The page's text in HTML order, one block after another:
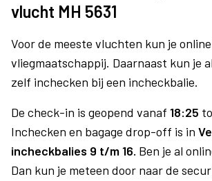
vlucht MH 5631
Voor de meeste vluchten kun je
vliegmaatschappij. Daarnaast kun je
zelf inchecken bij een incheckbalie.
De check-in is geopend vanaf 18:25
Inchecken en bagage drop-off is in
incheckbalies 9 t/m 16. Ben je al
Dan kun je meteen door naar de